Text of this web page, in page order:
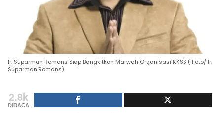
Ir. Suparman Romans Siap Bangkitkan Marwah Organisasi KKSS ( Foto/ Ir.
Suparman Romans)
2.8k
DIBACA